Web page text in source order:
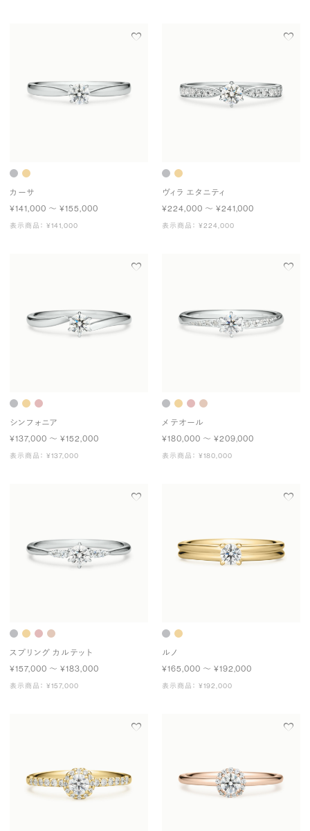
カーサ
¥141,000 〜 ¥155,000
表示商品： ¥141,000
ヴィラ エタニティ
¥224,000 〜 ¥241,000
表示商品： ¥224,000
シンフォニア
¥137,000 〜 ¥152,000
表示商品： ¥137,000
メテオール
¥180,000 〜 ¥209,000
表示商品： ¥180,000
スプリング カルテット
¥157,000 〜 ¥183,000
表示商品： ¥157,000
ルノ
¥165,000 〜 ¥192,000
表示商品： ¥192,000